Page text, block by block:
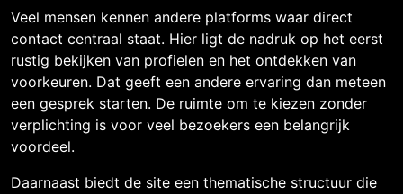
Veel mensen kennen andere platforms waar direct
contact centraal staat. Hier ligt de nadruk op het eerst
rustig bekijken van profielen en het ontdekken van
voorkeuren. Dat geeft een andere ervaring dan meteen
een gesprek starten. De ruimte om te kiezen zonder
verplichting is voor veel bezoekers een belangrijk
voordeel.
Daarnaast biedt de site een thematische structuur die